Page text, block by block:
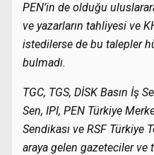
PEN’in de olduğu
ve yazarların tahliyesi ve
istedilerse de bu talepler
bulmadı.
TGC, TGS, DİSK Basın İş
Sen, IPI, PEN Türkiye
Sendikası ve RSF Türkiye
araya gelen gazeteciler ve